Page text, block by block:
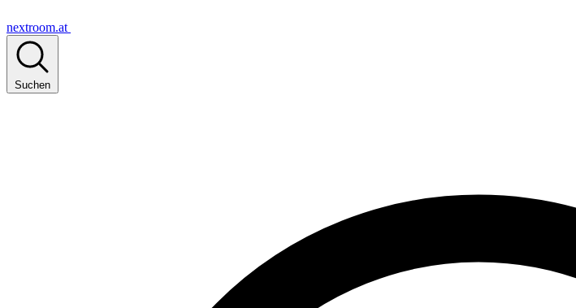
nextroom.at
Suchen